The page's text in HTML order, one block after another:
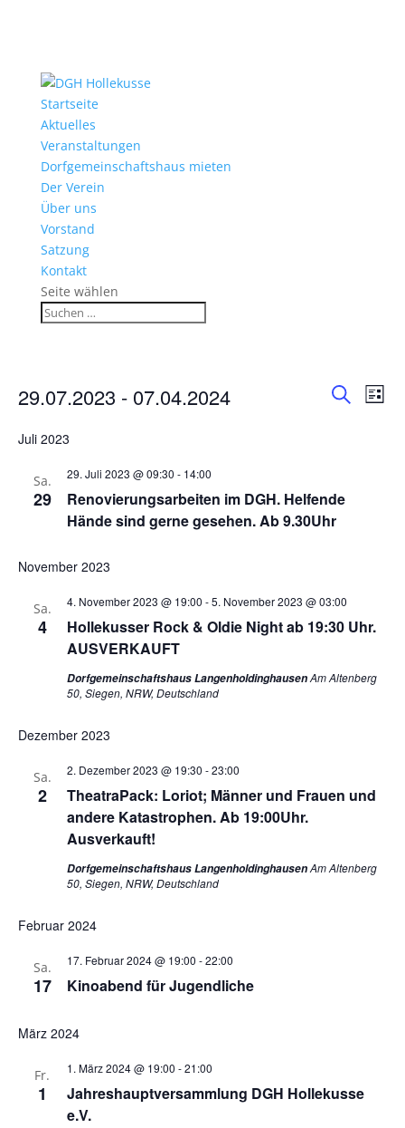
Startseite
Aktuelles
Veranstaltungen
Dorfgemeinschaftshaus mieten
Der Verein
Über uns
Vorstand
Satzung
Kontakt
Seite wählen
Veranstaltungen Liste
29.07.2023 - 07.04.2024
wählen.
Juli 2023
Sa.
29
Renovierungsarbeiten im DGH. Helfende
Hände sind gerne gesehen. Ab 9.30Uhr
29. Juli 2023 @ 09:30 - 14:00
November 2023
Sa.
4
Hollekusser Rock & Oldie Night ab 19:30 Uhr.
AUSVERKAUFT
4. November 2023 @ 19:00 -5. November 2023 @ 03:00
Dorfgemeinschaftshaus LangenholdinghausenAm Altenberg
50, Siegen, NRW, Deutschland
Dezember 2023
Sa.
2
TheatraPack: Loriot; Männer und Frauen und
andere Katastrophen. Ab 19:00Uhr.
Ausverkauft!
2. Dezember 2023 @ 19:30 -23:00
Dorfgemeinschaftshaus LangenholdinghausenAm Altenberg
50, Siegen, NRW, Deutschland
Februar 2024
Sa.
17 Kinoabend für Jugendliche
17. Februar 2024 @ 19:00 -22:00
März 2024
Fr.
1
Jahreshauptversammlung DGH Hollekusse
e.V.
1. März 2024 @ 19:00 -21:00